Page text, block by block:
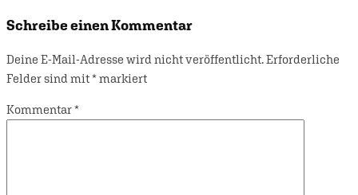
Schreibe einen Kommentar
Deine E-Mail-Adresse wird nicht veröffentlicht.Erforderliche
Felder sind mit*markiert
Kommentar*